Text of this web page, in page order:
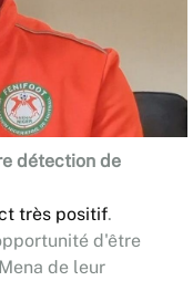
détection de
très positif.
d'être
de leur